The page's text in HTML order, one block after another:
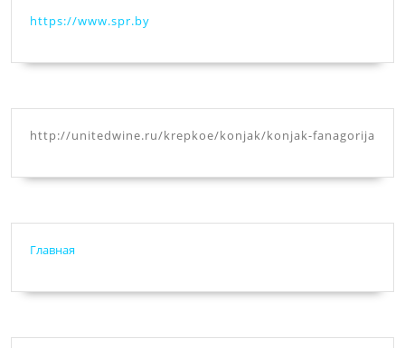
https://www.spr.by
http://unitedwine.ru/krepkoe/konjak/konjak-fanagorija
Главная